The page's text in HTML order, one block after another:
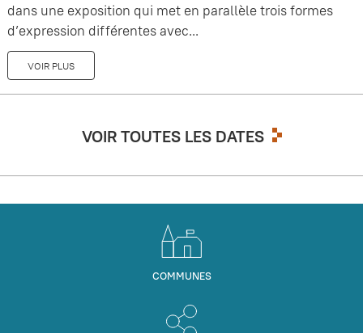
dans une exposition qui met en parallèle trois formes
d’expression différentes avec...
VOIR PLUS
VOIR TOUTES LES DATES
COMMUNES